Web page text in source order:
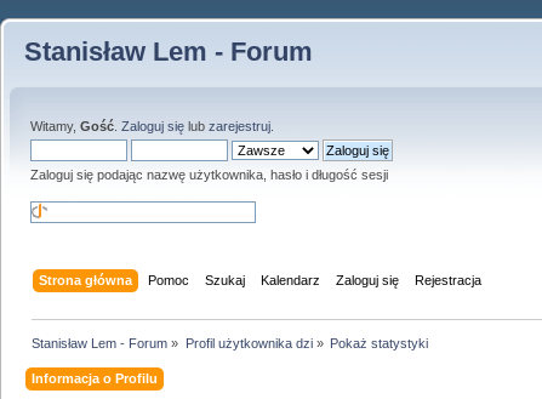
Stanisław Lem - Forum
Witamy, Gość Zaloguj się lub zarejestruj
Zaloguj się podając nazwę użytkownika, hasło i długość sesji
Strona główna Pomoc Szukaj Kalendarz Zaloguj się Rejestracja
Stanisław Lem - Forum » Profil użytkownika dzi» Pokaż statystyki
Informacja o Profilu